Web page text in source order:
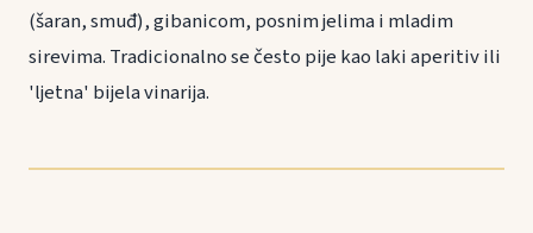
(šaran, smuđ), gibanicom, posnim jelima i mladim
sirevima. Tradicionalno se često pije kao laki aperitiv ili
'ljetna' bijela vinarija.